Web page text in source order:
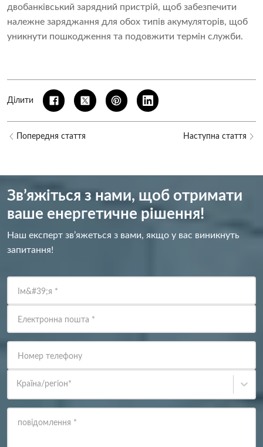
двобанківський зарядний пристрій, щоб забезпечити
належне заряджання для обох типів акумуляторів, щоб
уникнути пошкодження та подовжити термін служби.
Ділити
Попередня стаття Наступна стаття
Зв’яжіться з нами, щоб отримати
ваше енергетичне рішення!
Наш експерт зв’яжеться з вами, якщо у вас виникнуть
запитання!
Ім&#39;я *
Електронна пошта *
Номер телефону
Країна/регіон*
повідомлення *